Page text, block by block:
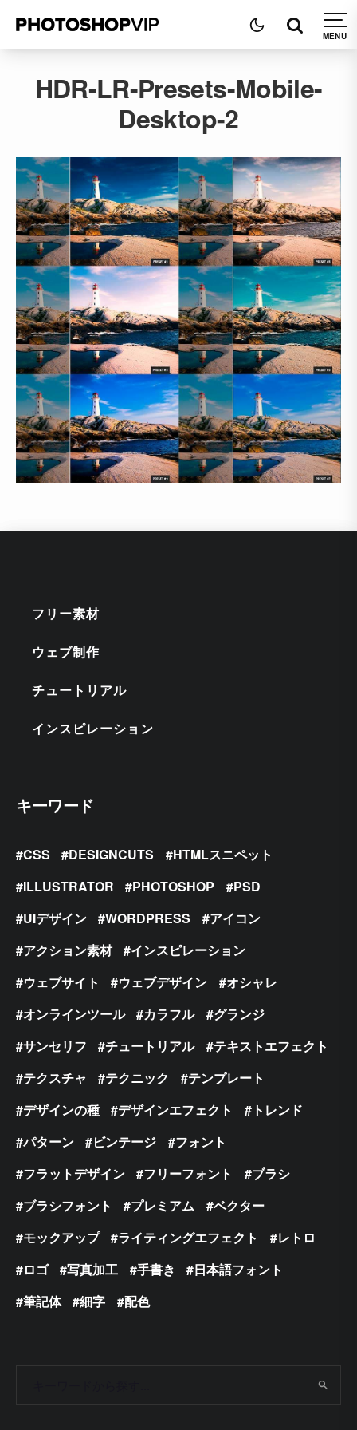
HDR-LR-Presets-Mobile-
Desktop-2
フリー素材
ウェブ制作
チュートリアル
インスピレーション
キーワード
CSS DESIGNCUTS
HTMLスニペット
ILLUSTRATOR
PHOTOSHOP
PSD
UIデザイン
WORDPRESS
アイコン
アクション素材
インスピレーション
ウェブサイト
ウェブデザイン
オシャレ
オンラインツール
カラフル
グランジ
サンセリフ
チュートリアル
テキストエフェクト
テクスチャ
テクニック
テンプレート
デザインの種
デザインエフェクト
トレンド
パターン
ビンテージ
フォント
フラットデザイン
フリーフォント
ブラシ
ブラシフォント
プレミアム
ベクター
モックアップ
ライティングエフェクト
レトロ
ロゴ
写真加工 手書き
日本語フォント
筆記体
細字 配色